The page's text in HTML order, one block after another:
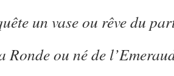
un vase ou rêve du
Ronde ou né de